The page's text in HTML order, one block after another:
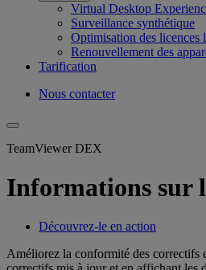
Virtual Desktop
Surveillance synthétique
Optimisation des licences
Renouvellement des
Tarification
Nous contacter
TeamViewer DEX
Informations sur
Découvrez-le en action
Améliorez la conformité des correctifs